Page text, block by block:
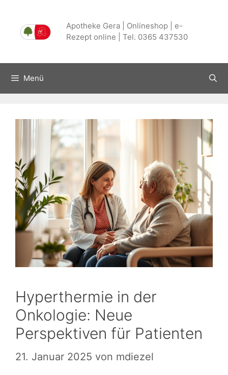
Inhalt
springen
Apotheke Gera | Onlineshop | e-
Rezept online | Tel. 0365 437530
Menü
Hyperthermie in der
Onkologie: Neue
Perspektiven für Patienten
21. Januar 2025 von mdiezel